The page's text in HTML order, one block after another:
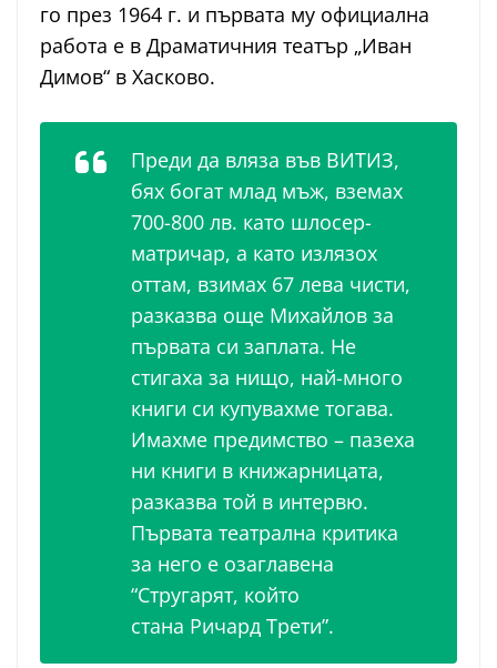
го през 1964 г. и първата му официална
работа е в Драматичния театър „Иван
Димов“ в Хасково.
Преди да вляза във ВИТИЗ,
бях богат млад мъж, вземах
700-800 лв. като шлосер-
матричар, а като излязох
оттам, взимах 67 лева чисти,
разказва още Михайлов за
първата си заплата. Не
стигаха за нищо, най-много
книги си купувахме тогава.
Имахме предимство – пазеха
ни книги в книжарницата,
разказва той в интервю.
Първата театрална критика
за него е озаглавена
“Стругарят, който
стана Ричард Трети”.